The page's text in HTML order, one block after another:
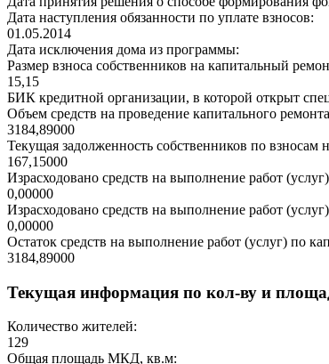
Дата наступления обязанности по уплате взносов:
01.05.2014
Дата исключения дома из программы:
Размер взноса собственников на капитальный
15,15
БИК кредитной организации, в которой открыт
Объем средств на проведение капитального
3184,89000
Текущая задолженность собственников по взносам
167,15000
Израсходовано средств на выполнение работ
0,00000
Израсходовано средств на выполнение работ
0,00000
Остаток средств на выполнение работ (услуг) по
3184,89000
Текущая информация по кол-ву и
Количество жителей:
129
Общая площадь МКД, кв.м: